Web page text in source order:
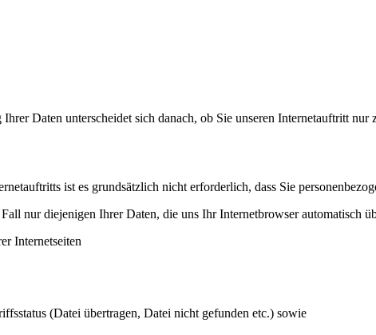
Daten unterscheidet sich danach, ob Sie unseren Internetauftritt
ist es grundsätzlich nicht erforderlich, dass Sie
nur diejenigen Ihrer Daten, die uns Ihr Internetbrowser automatisch
Internetseiten
(Datei übertragen, Datei nicht gefunden etc.) sowie